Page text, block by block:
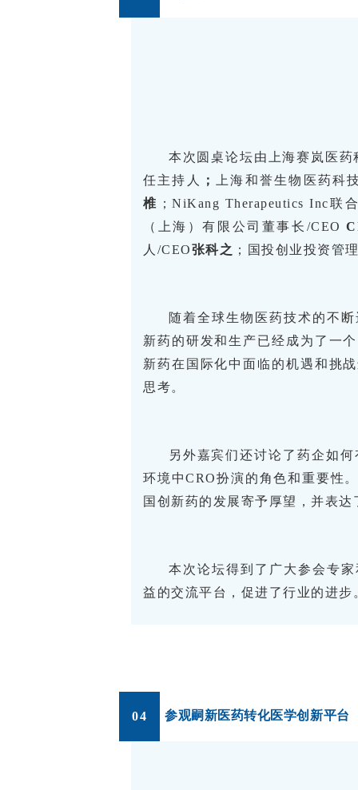
本次圆桌论坛由上海赛岚医
任主持人
；
上海和誉生物医药科
椎 ；NiKang Therapeutics Inc联
（上海）有限公司董事长/CEO
人/CEO张科之 ；国投创业投资管
随着全球生物医药技术的不
新药的研发和生产已经成为了一
新药在国际化中面临的机遇和挑
思考。
另外嘉宾们还讨论了药企如
环境中CRO扮演的角色和重要性
国创新药的发展寄予厚望，并表
本次论坛得到了广大参会专
益的交流平台，促进了行业的进步
04 参观嗣新医药转化医学创新平台